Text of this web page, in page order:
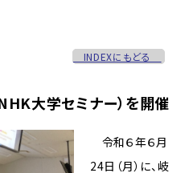
INDEXにもどる
大学セミナー）を開催
令和６年６月
24日（月）に、岐